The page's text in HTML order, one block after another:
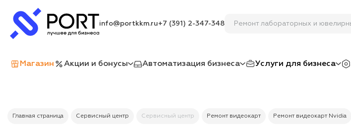
info@portkkm.ru+7 (391) 2-347-348 Ремонт лабора
Магазин Акции и бонусы Автоматизация бизнеса Услуги для бизнеса
Главная страница Сервисный центр Сервисный центр Ремонт видеокарт Ремонт видеокарт Nvidia